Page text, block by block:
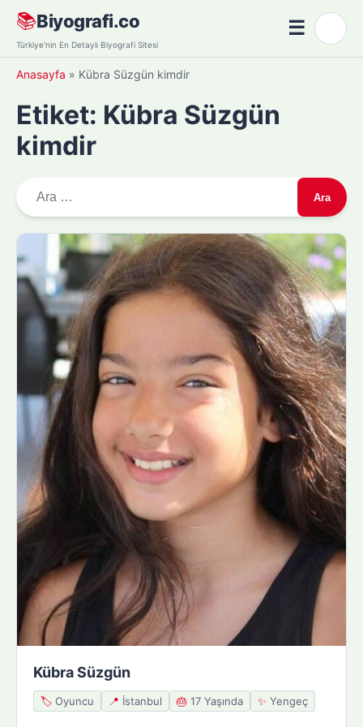
Skip
content
📚Biyografi.co
Türkiye'nin En Detaylı Biyografi Sitesi
☰Menü
Anasayfa » Kübra Süzgün kimdir
Etiket: Kübra Süzgün
kimdir
r
a
:
Kübra Süzgün
🏷️ Oyuncu 📍 İstanbul 🎂 17 Yaşında ✨ Yengeç